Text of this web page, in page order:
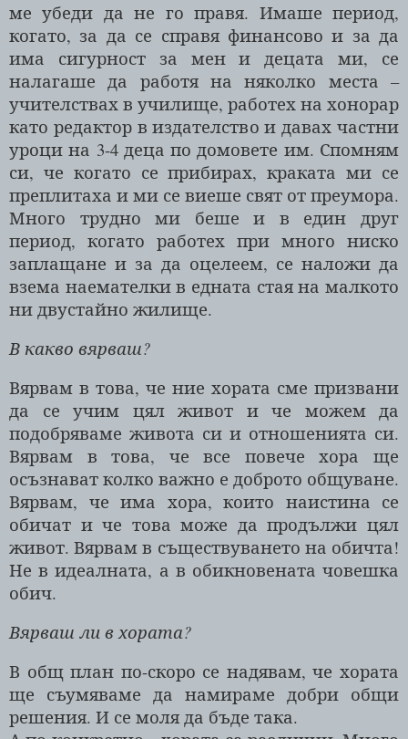
ме убеди да не го правя. Имаше период,
когато, за да се справя финансово и за да
има сигурност за мен и децата ми, се
налагаше да работя на няколко места –
учителствах в училище, работех на хонорар
като редактор в издателство и давах частни
уроци на 3-4 деца по домовете им. Спомням
си, че когато се прибирах, краката ми се
преплитаха и ми се виеше свят от преумора.
Много трудно ми беше и в един друг
период, когато работех при много ниско
заплащане и за да оцелеем, се наложи да
взема наемателки в едната стая на малкото
ни двустайно жилище.
В какво вярваш?
Вярвам в това, че ние хората сме призвани
да се учим цял живот и че можем да
подобряваме живота си и отношенията си.
Вярвам в това, че все повече хора ще
осъзнават колко важно е доброто общуване.
Вярвам, че има хора, които наистина се
обичат и че това може да продължи цял
живот. Вярвам в съществуването на обичта!
Не в идеалната, а в обикновената човешка
обич.
Вярваш ли в хората?
В общ план по-скоро се надявам, че хората
ще съумяваме да намираме добри общи
решения. И се моля да бъде така.